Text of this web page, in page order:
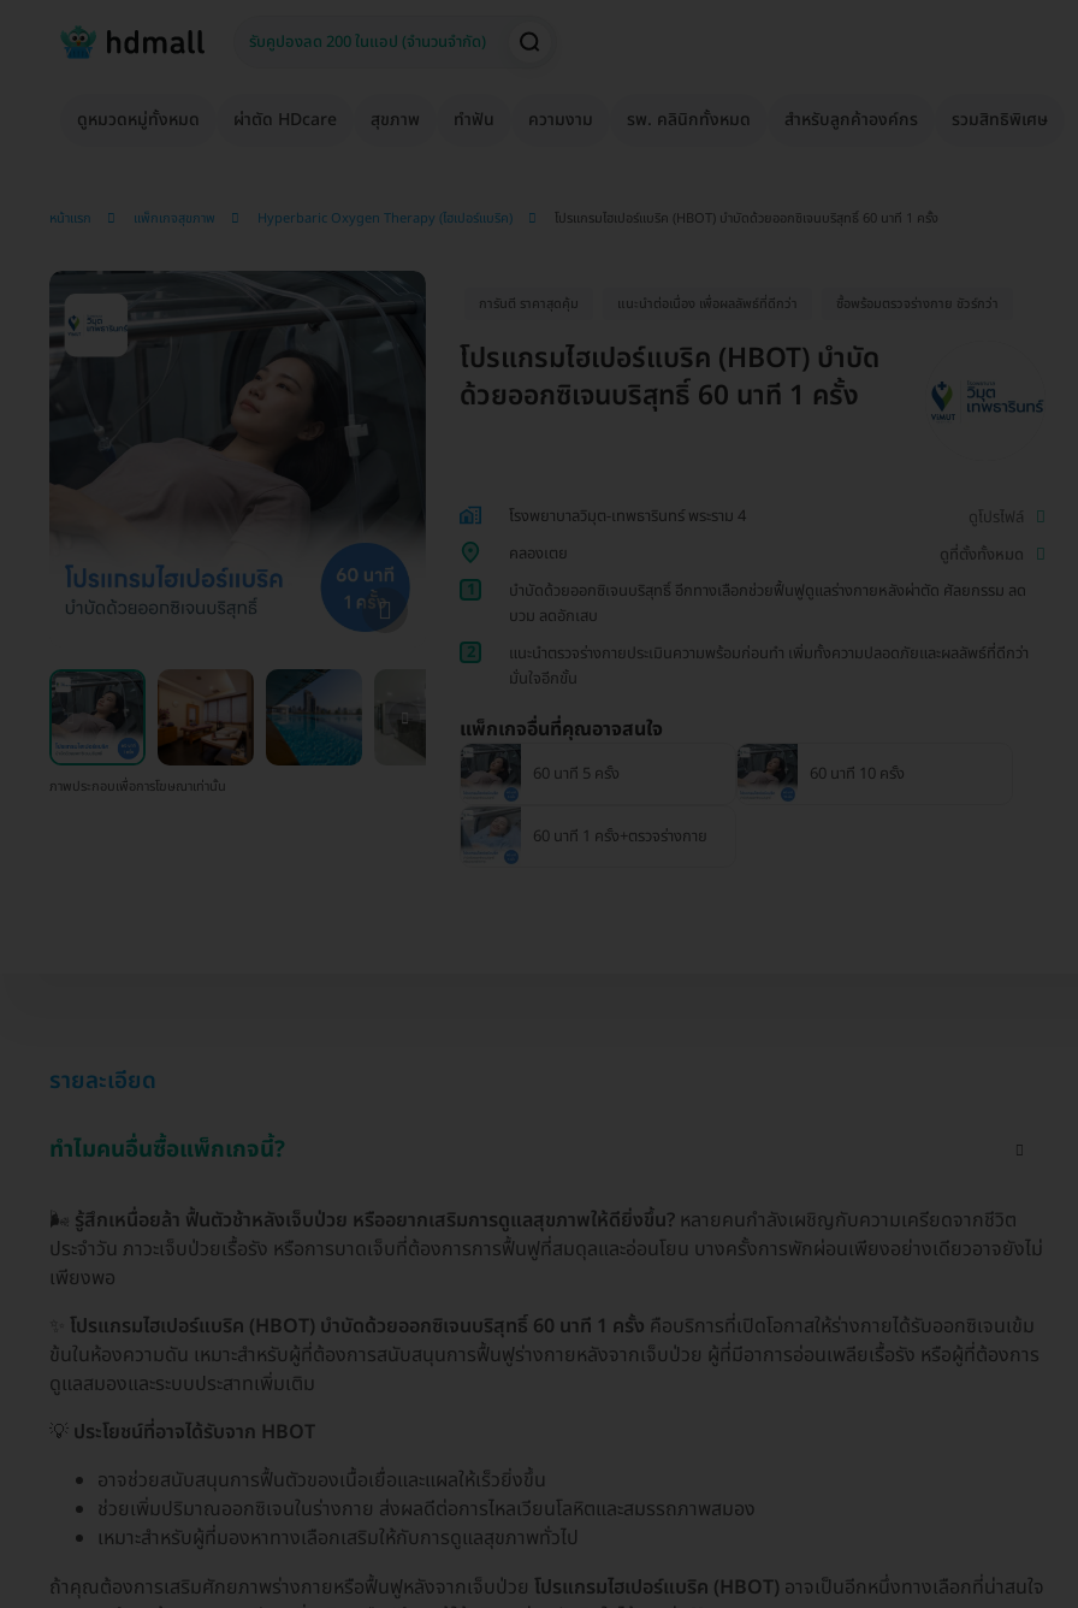
ดูหมวดหมู่ทั้งหมด ผ่าตัด HDcare สุขภาพ ทำฟัน ความงาม รพ. คลินิกทั้งหมด สำหรับลูกค้าองค์กร รวมสิทธิพิเศษ
หน้าแรก แพ็กเกจสุขภาพ Hyperbaric Oxygen Therapy (ไฮเปอร์แบริค) โปรแกรมไฮเปอร์แบริค (HBOT) บำบัดด้วยออกซิเจนบริสุทธิ์ 60 นาที 1 ครั้ง
ภาพประกอบเพื่อการโฆษณาเท่านั้น
การันตี ราคาสุดคุ้ม แนะนำต่อเนื่อง เพื่อผลลัพธ์ที่ดีกว่า ซื้อพร้อมตรวจร่างกาย ชัวร์กว่า
โปรแกรมไฮเปอร์แบริค (HBOT) บำบัด
ด้วยออกซิเจนบริสุทธิ์ 60 นาที 1 ครั้ง
โรงพยาบาลวิมุต-เทพธารินทร์ พระราม 4
ดูโปรไฟล์
คลองเตย
ดูที่ตั้งทั้งหมด
1
บำบัดด้วยออกซิเจนบริสุทธิ์ อีกทางเลือกช่วยฟื้นฟูดูแลร่างกายหลังผ่าตัด ศัลยกรรม ลด
บวม ลดอักเสบ
2
แนะนำตรวจร่างกายประเมินความพร้อมก่อนทำ เพิ่มทั้งความปลอดภัยและผลลัพธ์ที่ดีกว่า
มั่นใจอีกขั้น
แพ็กเกจอื่นที่คุณอาจสนใจ
60 นาที 5 ครั้ง 60 นาที 10 ครั้ง
60 นาที 1 ครั้ง+ตรวจร่างกาย
รายละเอียด
ทำไมคนอื่นซื้อแพ็กเกจนี้?
🌬️ รู้สึกเหนื่อยล้า ฟื้นตัวช้าหลังเจ็บป่วย หรืออยากเสริมการดูแลสุขภาพให้ดียิ่งขึ้น? หลายคนกำลังเผชิญกับความเครียดจากชีวิต
ประจำวัน ภาวะเจ็บป่วยเรื้อรัง หรือการบาดเจ็บที่ต้องการการฟื้นฟูที่สมดุลและอ่อนโยน บางครั้งการพักผ่อนเพียงอย่างเดียวอาจยังไม่
เพียงพอ
โปรแกรมไฮเปอร์แบริค (HBOT) บำบัดด้วยออกซิเจนบริสุทธิ์ 60 นาที 1 ครั้ง คือบริการที่เปิดโอกาสให้ร่างกายได้รับออกซิเจนเข้ม
ข้นในห้องความดัน เหมาะสำหรับผู้ที่ต้องการสนับสนุนการฟื้นฟูร่างกายหลังจากเจ็บป่วย ผู้ที่มีอาการอ่อนเพลียเรื้อรัง หรือผู้ที่ต้องการ
ดูแลสมองและระบบประสาทเพิ่มเติม
💡 ประโยชน์ที่อาจได้รับจาก HBOT
อาจช่วยสนับสนุนการฟื้นตัวของเนื้อเยื่อและแผลให้เร็วยิ่งขึ้น
ช่วยเพิ่มปริมาณออกซิเจนในร่างกาย ส่งผลดีต่อการไหลเวียนโลหิตและสมรรถภาพสมอง
เหมาะสำหรับผู้ที่มองหาทางเลือกเสริมให้กับการดูแลสุขภาพทั่วไป
ถ้าคุณต้องการเสริมศักยภาพร่างกายหรือฟื้นฟูหลังจากเจ็บป่วย โปรแกรมไฮเปอร์แบริค (HBOT) อาจเป็นอีกหนึ่งทางเลือกที่น่าสนใจ